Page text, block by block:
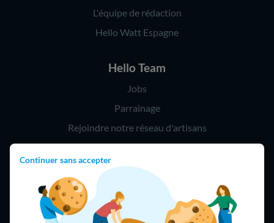
Continuer sans accepter
L'équipe de rédaction
Hello Watt Espagne
Hello Team
Jobs
Parrainage
Rejoindre notre réseau d'artisans
Hello !
09 75 18 60 60
(8h-21h)
75018 Paris